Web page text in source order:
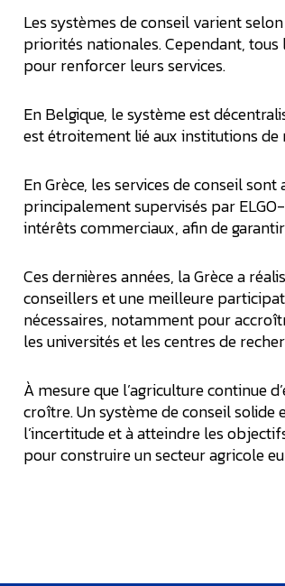
Les systèmes de conseil varient
priorités nationales. Cependant,
pour renforcer leurs services.
En Belgique, le système est
est étroitement lié aux institutions de
En Grèce, les services de conseil
principalement supervisés par
intérêts commerciaux, afin de
Ces dernières années, la Grèce a
conseillers et une meilleure
nécessaires, notamment pour
les universités et les centres de
À mesure que l’agriculture continue
croître. Un système de conseil
l’incertitude et à atteindre les
pour construire un secteur agricole